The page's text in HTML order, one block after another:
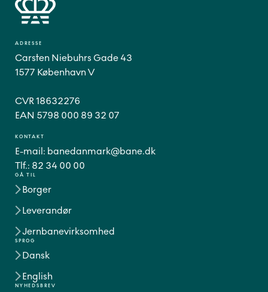
GÅ TIL
Borger
Leverandør
Jernbanevirksomhed
SPROG
Dansk
English
ADRESSE
Carsten Niebuhrs Gade 43
1577 København V
CVR 18632276
EAN 5798 000 89 32 07
KONTAKT
E-mail: banedanmark@bane.dk
Tlf.: 82 34 00 00
NYHEDSBREV